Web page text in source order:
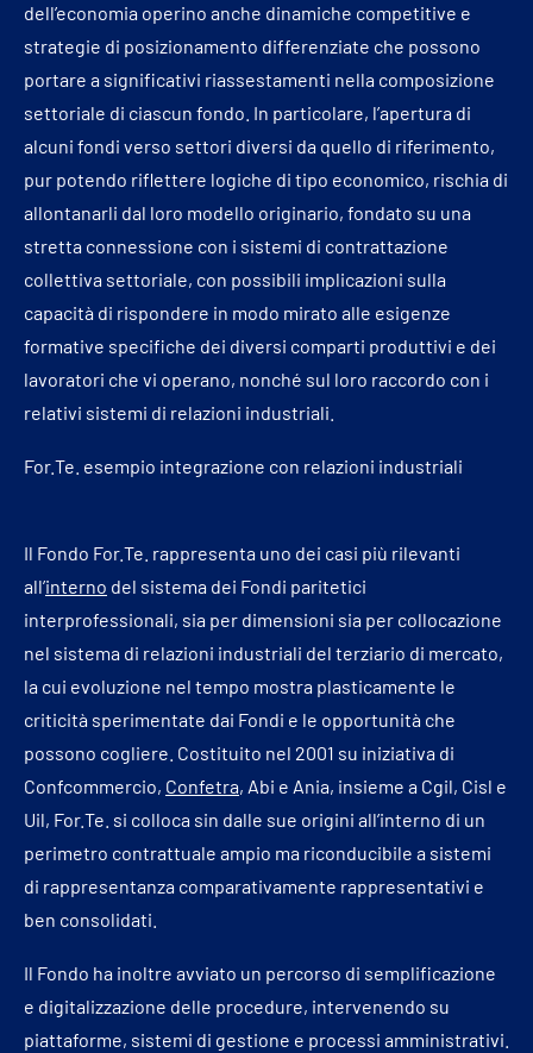
dell’economia operino anche dinamiche competitive e
strategie di posizionamento differenziate che possono
portare a significativi riassestamenti nella composizione
settoriale di ciascun fondo. In particolare, l’apertura di
alcuni fondi verso settori diversi da quello di riferimento,
pur potendo riflettere logiche di tipo economico, rischia di
allontanarli dal loro modello originario, fondato su una
stretta connessione con i sistemi di contrattazione
collettiva settoriale, con possibili implicazioni sulla
capacità di rispondere in modo mirato alle esigenze
formative specifiche dei diversi comparti produttivi e dei
lavoratori che vi operano, nonché sul loro raccordo con i
relativi sistemi di relazioni industriali.
For.Te. esempio integrazione con relazioni industriali
Il Fondo For.Te. rappresenta uno dei casi più rilevanti
all’interno del sistema dei Fondi paritetici
interprofessionali, sia per dimensioni sia per collocazione
nel sistema di relazioni industriali del terziario di mercato,
la cui evoluzione nel tempo mostra plasticamente le
criticità sperimentate dai Fondi e le opportunità che
possono cogliere. Costituito nel 2001 su iniziativa di
Confcommercio, Confetra, Abi e Ania, insieme a Cgil, Cisl e
Uil, For.Te. si colloca sin dalle sue origini all’interno di un
perimetro contrattuale ampio ma riconducibile a sistemi
di rappresentanza comparativamente rappresentativi e
ben consolidati.
Il Fondo ha inoltre avviato un percorso di semplificazione
e digitalizzazione delle procedure, intervenendo su
piattaforme, sistemi di gestione e processi amministrativi.